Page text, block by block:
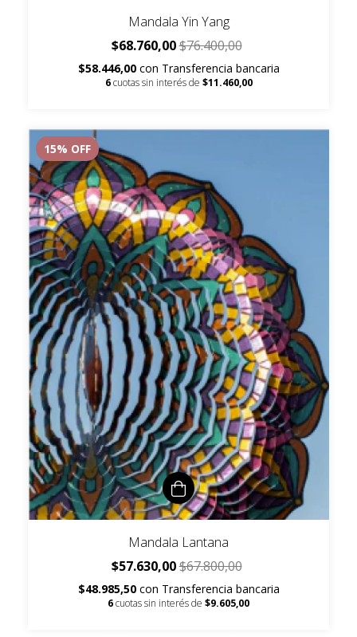
Mandala Yin Yang
$68.760,00$76.400,00
$58.446,00 con Transferencia bancaria
6 cuotas sin interés de $11.460,00
15% OFF
Mandala Lantana
$57.630,00$67.800,00
$48.985,50 con Transferencia bancaria
6cuotas sin interés de $9.605,00